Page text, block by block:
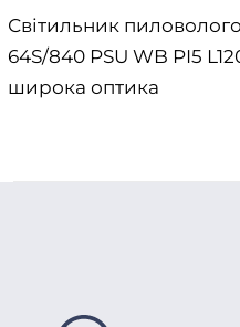
Світильник
64S/840 PSU WB PI5
широка оптика